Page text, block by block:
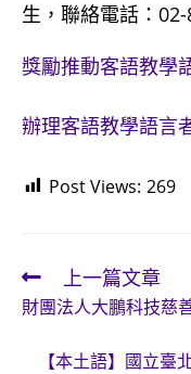
生，聯絡電話：
獎勵推動客語教學
辦理客語教學語言
Post Views: 269
Read
more
articles
上一篇文章
財團法人大鵬科技慈
【本土語】國立臺